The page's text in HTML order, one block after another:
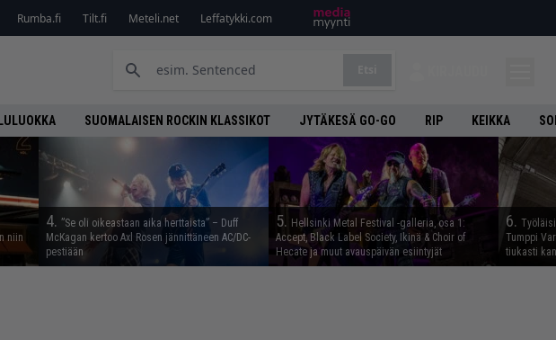
Rumba.fi Tilt.fi Meteli.net Leffatykki.com
SUOMALAISEN ROCKIN KLASSIKOT JYTÄKESÄ GO-GO RIP KEIKKA
niin
4. ”Se oli oikeastaan aika herttaista” – Duff
McKagan kertoo Axl Rosen jännittäneen AC/DC-
pestiään
5. Hellsinki Metal Festival -galleria, osa 1:
Accept, Black Label Society, Ikinä & Choir of
Hecate ja muut avauspäivän esiintyjät
6.
Tumppi
tiukasti